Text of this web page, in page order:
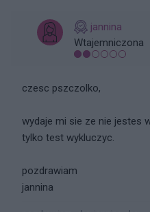
jannina
Wtajemniczona
czesc pszczolko,
wydaje mi sie ze nie jestes
tylko test wykluczyc.
pozdrawiam
jannina